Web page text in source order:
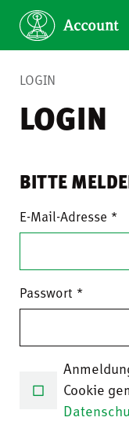
LOGIN
LOGIN
BITTE
E-Mail-Adresse
Passwort
Cookie